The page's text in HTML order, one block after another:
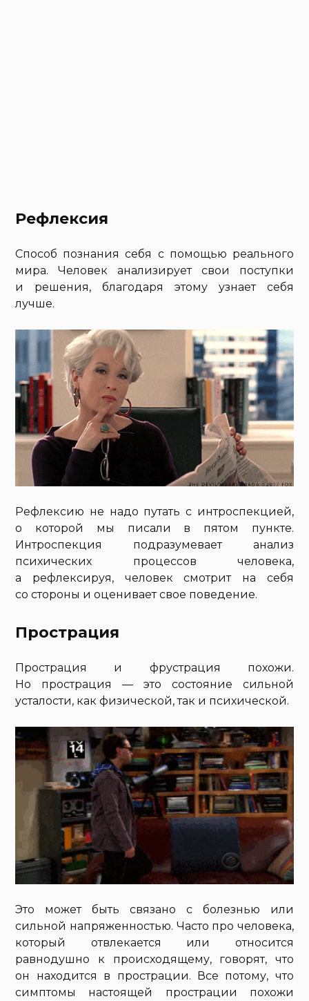
Рефлексия
Способ познания себя с помощью реального
мира. Человек анализирует свои поступки
и решения, благодаря этому узнает себя
лучше.
Рефлексию не надо путать с интроспекцией,
о которой мы писали в пятом пункте.
Интроспекция подразумевает анализ
психических процессов человека,
а рефлексируя, человек смотрит на себя
со стороны и оценивает свое поведение.
Прострация
Прострация и фрустрация похожи.
Но прострация — это состояние сильной
усталости, как физической, так и психической.
Это может быть связано с болезнью или
сильной напряженностью. Часто про человека,
который отвлекается или относится
равнодушно к происходящему, говорят, что
он находится в прострации. Все потому, что
симптомы настоящей прострации похожи